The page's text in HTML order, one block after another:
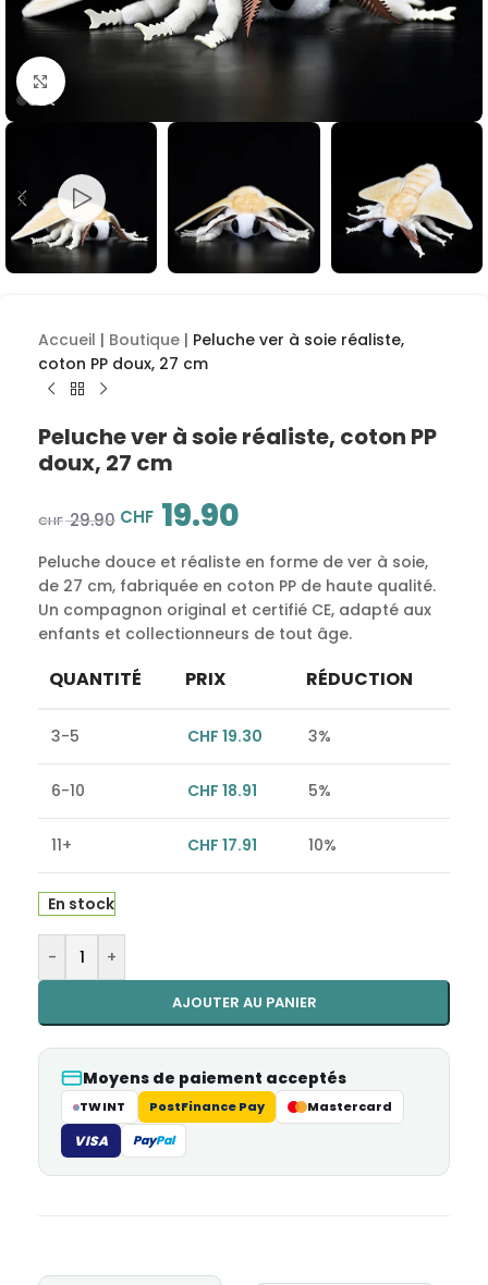
Cliquez pour agrandir
Accueil | Boutique | Peluche ver à soie réaliste,
coton PP doux, 27 cm
Peluche ver à soie réaliste, coton PP
doux, 27 cm
CHF29.90 CHF 19.90
Peluche douce et réaliste en forme de ver à soie,
de 27 cm, fabriquée en coton PP de haute qualité.
Un compagnon original et certifié CE, adapté aux
enfants et collectionneurs de tout âge.
QUANTITÉ PRIX RÉDUCTION
3-5 CHF 19.30 3%
6-10 CHF 18.91 5%
11+ CHF 17.91 10%
En stock
- +
AJOUTER AU PANIER
Alternative:
Moyens de paiement acceptés
TWINT PostFinance Pay Mastercard
VISA PayPal